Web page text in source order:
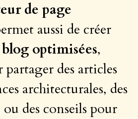
de page
aussi de créer
blog optimisées,
des articles
architecturales, des
ou des conseils pour